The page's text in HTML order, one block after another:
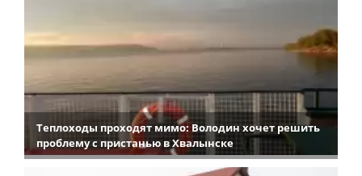
Теплоходы проходят мимо: Володин хочет решить
проблему с пристанью в Хвалынске